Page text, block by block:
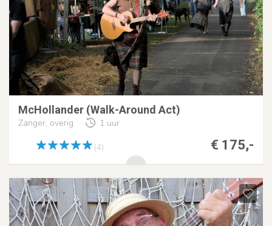
McHollander (Walk-Around Act)
Zanger, overig 1 uur
€ 175,-
(4)